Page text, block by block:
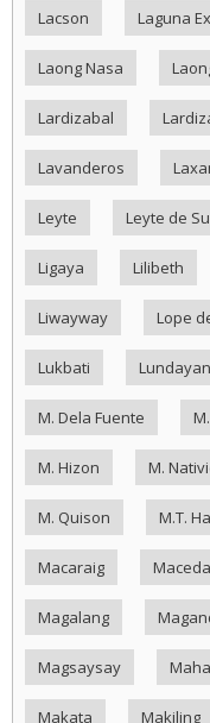
Lacson Laguna
Laong Nasa
Lardizabal
Lavanderos
Leyte Leyte de
Ligaya Lilibeth
Liwayway Lope
Lukbati Lundayan
M. Dela Fuente
M. Hizon M.
M. Quison M.T.
Macaraig Maceda
Magalang
Magsaysay
Makata Makiling